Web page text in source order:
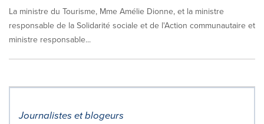
La ministre du Tourisme, Mme Amélie Dionne, et la ministre
responsable de la Solidarité sociale et de l'Action communautaire et
ministre responsable...
Journalistes et blogeurs